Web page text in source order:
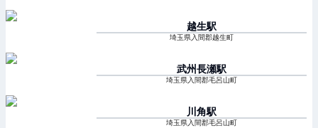
越生駅
埼玉県入間郡越生町
武州長瀬駅
埼玉県入間郡毛呂山町
川角駅
埼玉県入間郡毛呂山町